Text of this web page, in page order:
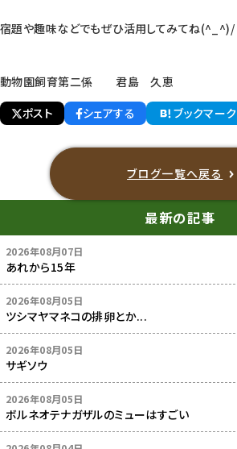
宿題や趣味などでもぜひ活用してみてね(^_^)/
動物園飼育第二係 君島 久恵
ポスト
シェアする ブックマーク
ブログ一覧へ戻る
最新の記事
2026年08月07日
あれから15年
2026年08月05日
ツシマヤマネコの排卵とか...
2026年08月05日
サギソウ
2026年08月05日
ボルネオテナガザルのミューはすごい